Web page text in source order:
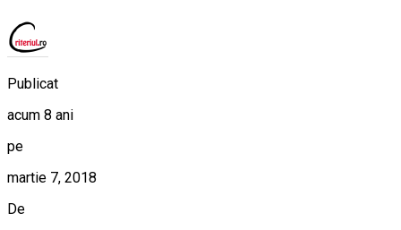
Publicat
acum 8 ani
pe
martie 7, 2018
De